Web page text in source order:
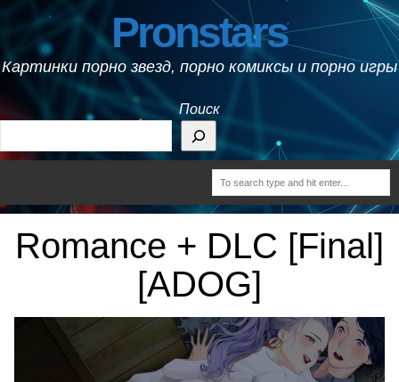
Pronstars
Картинки порно звезд, порно комиксы и порно игры
Поиск
Romance + DLC [Final]
[ADOG]